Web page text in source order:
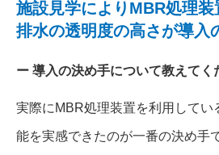
施設見学によりMBR処理
排水の透明度の高さが導入
導入の決め手について教えてく
実際にMBR処理装置を利用してい
能を実感できたのが一番の決め手